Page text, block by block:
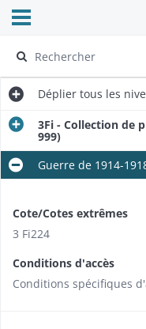
Ouvrir le menu déroulant
Déplier tous les
3Fi - Collection de
999)
Guerre de 1914-
Cote/Cotes extrêmes
3 Fi224
Conditions d'accès
Conditions spécifiques